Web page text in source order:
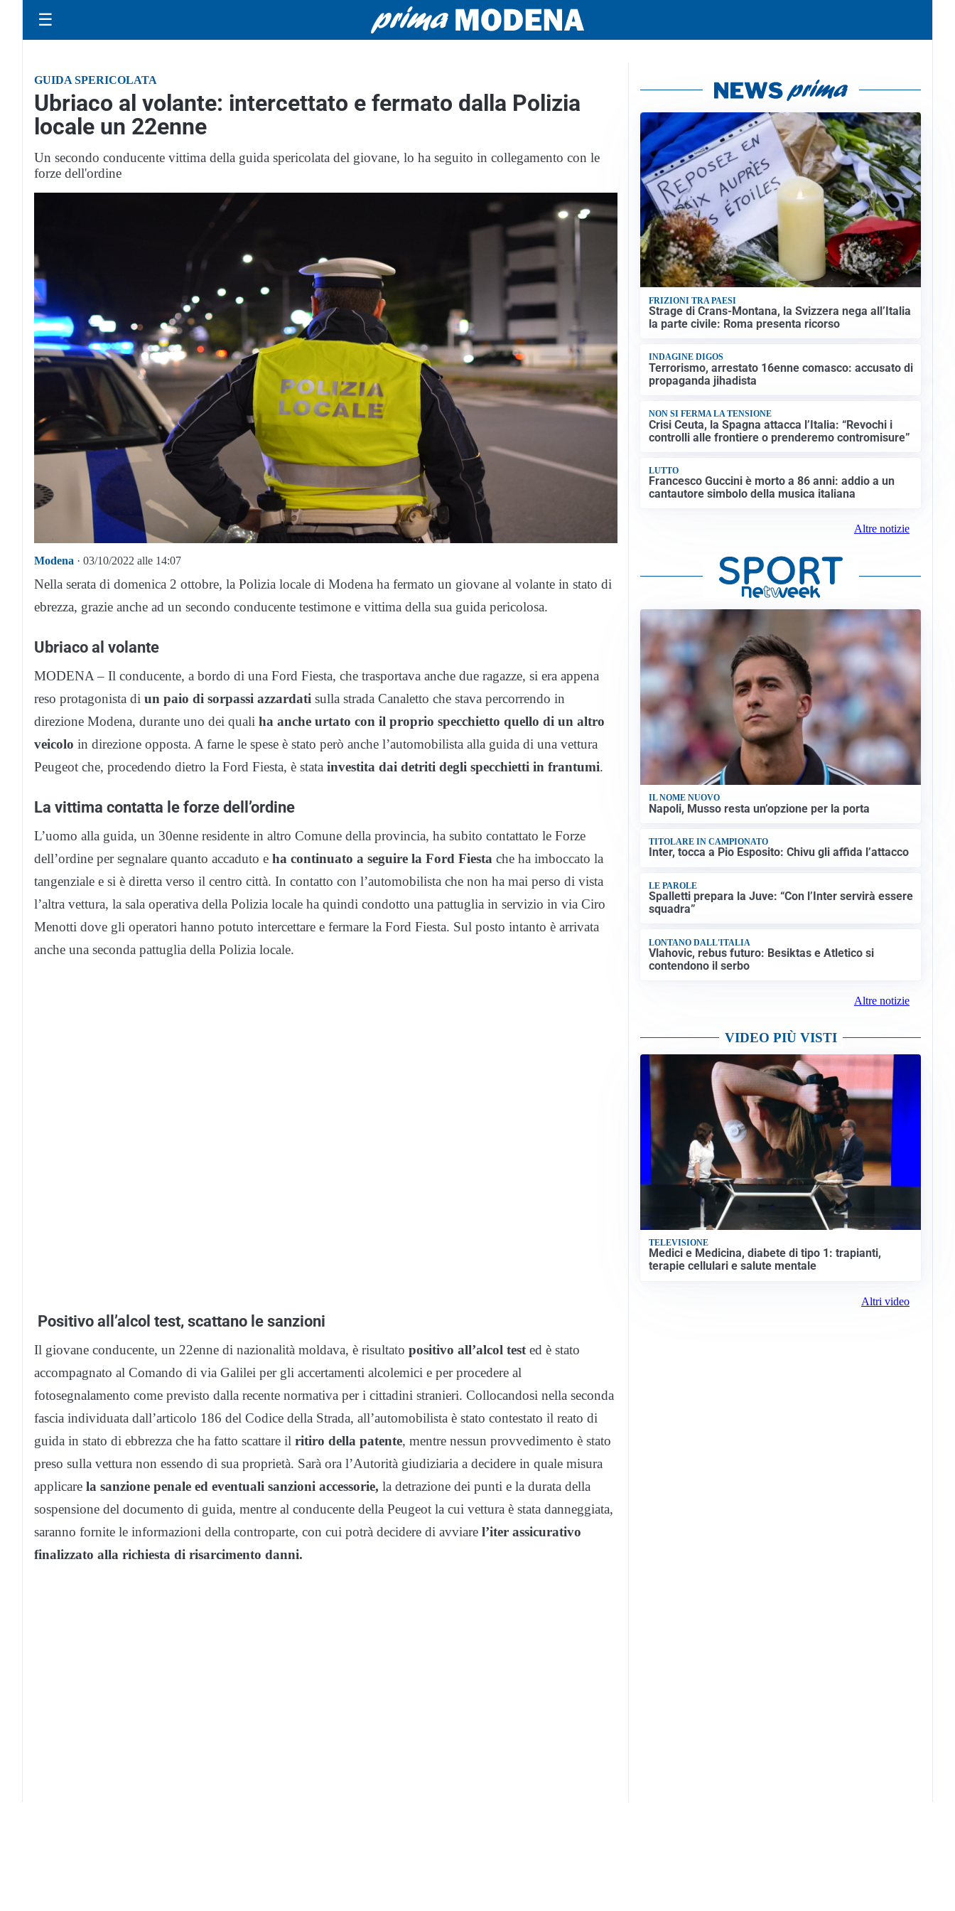
☰
GUIDA SPERICOLATA
Ubriaco al volante: intercettato e fermato dalla Polizia
locale un 22enne
Un secondo conducente vittima della guida spericolata del giovane, lo ha seguito in collegamento con le
forze dell'ordine
Modena · 03/10/2022 alle 14:07
Nella serata di domenica 2 ottobre, la Polizia locale di Modena ha fermato un giovane al volante in stato di
ebrezza, grazie anche ad un secondo conducente testimone e vittima della sua guida pericolosa.
Ubriaco al volante
MODENA – Il conducente, a bordo di una Ford Fiesta, che trasportava anche due ragazze, si era appena
reso protagonista di un paio di sorpassi azzardati sulla strada Canaletto che stava percorrendo in
direzione Modena, durante uno dei quali ha anche urtato con il proprio specchietto quello di un altro
veicolo in direzione opposta. A farne le spese è stato però anche l’automobilista alla guida di una vettura
Peugeot che, procedendo dietro la Ford Fiesta, è stata investita dai detriti degli specchietti in frantumi.
La vittima contatta le forze dell’ordine
L’uomo alla guida, un 30enne residente in altro Comune della provincia, ha subito contattato le Forze
dell’ordine per segnalare quanto accaduto e ha continuato a seguire la Ford Fiesta che ha imboccato la
tangenziale e si è diretta verso il centro città. In contatto con l’automobilista che non ha mai perso di vista
l’altra vettura, la sala operativa della Polizia locale ha quindi condotto una pattuglia in servizio in via Ciro
Menotti dove gli operatori hanno potuto intercettare e fermare la Ford Fiesta. Sul posto intanto è arrivata
anche una seconda pattuglia della Polizia locale.
Positivo all’alcol test, scattano le sanzioni
Il giovane conducente, un 22enne di nazionalità moldava, è risultato positivo all’alcol test ed è stato
accompagnato al Comando di via Galilei per gli accertamenti alcolemici e per procedere al
fotosegnalamento come previsto dalla recente normativa per i cittadini stranieri. Collocandosi nella seconda
fascia individuata dall’articolo 186 del Codice della Strada, all’automobilista è stato contestato il reato di
guida in stato di ebbrezza che ha fatto scattare il ritiro della patente, mentre nessun provvedimento è stato
preso sulla vettura non essendo di sua proprietà. Sarà ora l’Autorità giudiziaria a decidere in quale misura
applicare la sanzione penale ed eventuali sanzioni accessorie, la detrazione dei punti e la durata della
sospensione del documento di guida, mentre al conducente della Peugeot la cui vettura è stata danneggiata,
saranno fornite le informazioni della controparte, con cui potrà decidere di avviare l’iter assicurativo
finalizzato alla richiesta di risarcimento danni.
FRIZIONI TRA PAESI
Strage di Crans-Montana, la Svizzera nega all’Italia
la parte civile: Roma presenta ricorso
INDAGINE DIGOS
Terrorismo, arrestato 16enne comasco: accusato di
propaganda jihadista
NON SI FERMA LA TENSIONE
Crisi Ceuta, la Spagna attacca l’Italia: “Revochi i
controlli alle frontiere o prenderemo contromisure”
LUTTO
Francesco Guccini è morto a 86 anni: addio a un
cantautore simbolo della musica italiana
Altre notizie
IL NOME NUOVO
Napoli, Musso resta un’opzione per la porta
TITOLARE IN CAMPIONATO
Inter, tocca a Pio Esposito: Chivu gli affida l’attacco
LE PAROLE
Spalletti prepara la Juve: “Con l’Inter servirà essere
squadra”
LONTANO DALL'ITALIA
Vlahovic, rebus futuro: Besiktas e Atletico si
contendono il serbo
Altre notizie
VIDEO PIÙ VISTI
TELEVISIONE
Medici e Medicina, diabete di tipo 1: trapianti,
terapie cellulari e salute mentale
Altri video